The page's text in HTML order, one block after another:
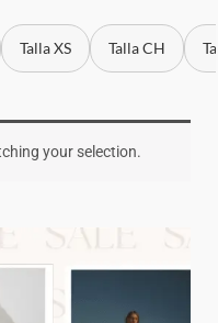
Talla XS Talla CH
your selection.